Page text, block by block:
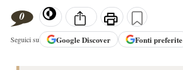
0
Seguici su GoogleDiscover Fonti preferite